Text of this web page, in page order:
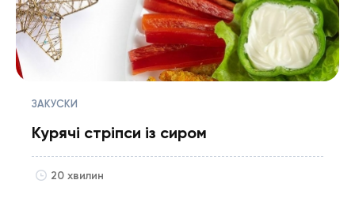
ЗАКУСКИ
Курячі стріпси із сиром
20 хвилин